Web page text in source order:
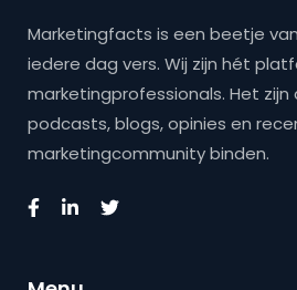
Marketingfacts is een beetje
iedere dag vers. Wij zijn hét
marketingprofessionals. Het zijn
podcasts, blogs, opinies en
marketingcommunity binden.